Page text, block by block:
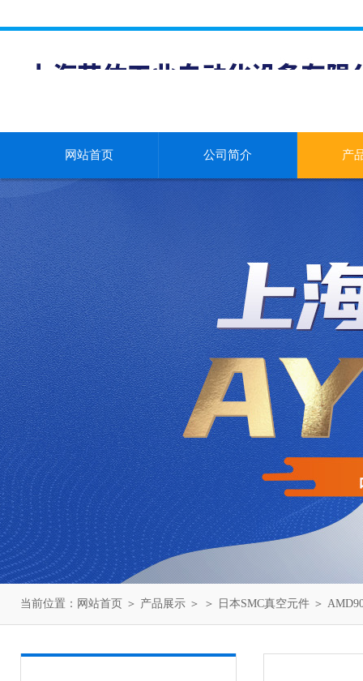
网站首页 公司简介 产
当前位置： 网站首页 ＞ 产品展示 ＞ ＞ 日本SMC真空元件 ＞